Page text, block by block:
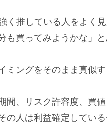
く推している人をよく見
も買ってみようかな」
ミングをそのまま真似す
間、リスク許容度、買
の人は利益確定してい